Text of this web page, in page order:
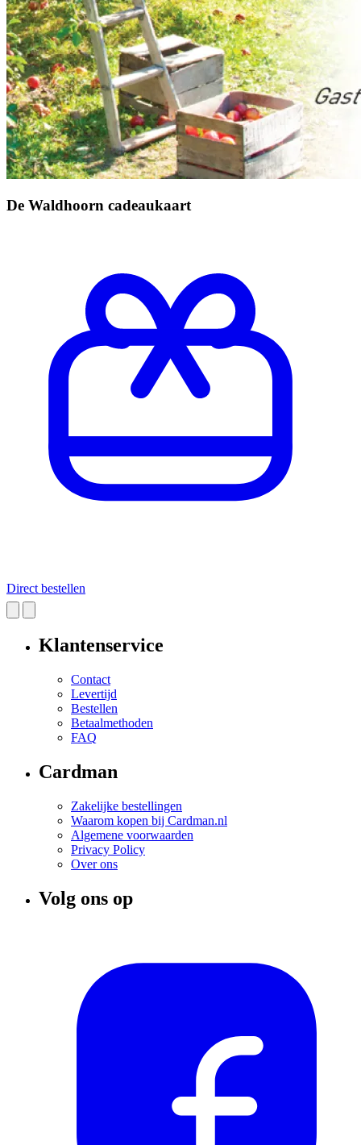
De Waldhoorn cadeaukaart
Direct bestellen
Klantenservice
Contact
Levertijd
Bestellen
Betaalmethoden
FAQ
Cardman
Zakelijke bestellingen
Waarom kopen bij Cardman.nl
Algemene voorwaarden
Privacy Policy
Over ons
Volg ons op